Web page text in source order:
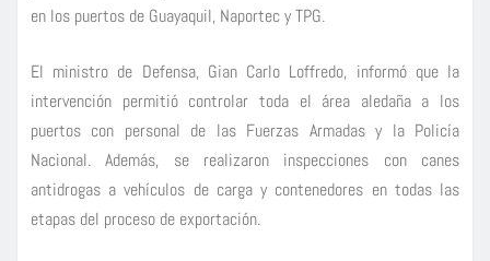
en los puertos de Guayaquil, Naportec y TPG.
El ministro de Defensa, Gian Carlo Loffredo, informó que la
intervención permitió controlar toda el área aledaña a los
puertos con personal de las Fuerzas Armadas y la Policía
Nacional. Además, se realizaron inspecciones con canes
antidrogas a vehículos de carga y contenedores en todas las
etapas del proceso de exportación.